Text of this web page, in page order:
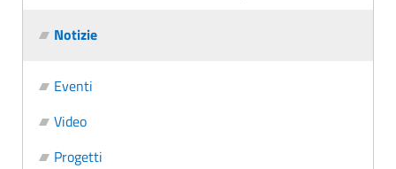
Notizie
Eventi
Video
Progetti